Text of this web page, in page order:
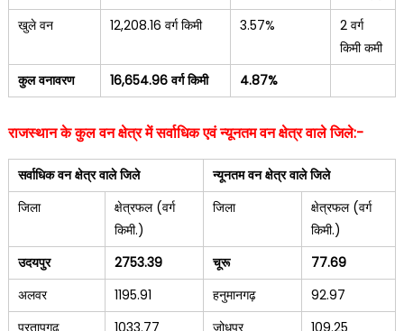
खुले वन
12,208.16 वर्ग किमी 3.57%
2 वर्ग
किमी कमी
कुल वनावरण
16,654.96वर्ग किमी 4.87%
राजस्थान के कुल वन क्षेत्र में सर्वाधिक एवं न्यूनतम वन क्षेत्र वाले जिले:-
सर्वाधिक वन क्षेत्र वाले जिले
न्यूनतम वन क्षेत्र वाले जिले
जिला
क्षेत्रफल (वर्ग
किमी.)
जिला
क्षेत्रफल (वर्ग
किमी.)
उदयपुर
2753.39 चूरू
77.69
अलवर
1195.91 हनुमानगढ़
92.97
प्रतापगढ़
1033.77 जोधपुर 109.25